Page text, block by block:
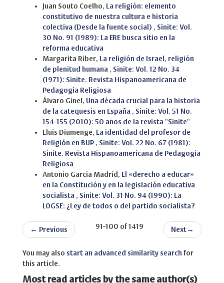
Juan Souto Coelho, La religión: elemento
constitutivo de nuestra cultura e historia
colectiva (Desde la fuente social) , Sinite: Vol.
30 No. 91 (1989): La ERE busca sitio en la
reforma educativa
Margarita Riber, La religión de Israel, religión
de plenitud humana , Sinite: Vol. 12 No. 34
(1971): Sinite. Revista Hispanoamericana de
Pedagogía Religiosa
Álvaro Ginel, Una década crucial para la historia
de la catequesis en España , Sinite: Vol. 51 No.
154-155 (2010): 50 años de la revista "Sinite"
Lluís Diumenge, La identidad del profesor de
Religión en BUP , Sinite: Vol. 22 No. 67 (1981):
Sinite. Revista Hispanoamericana de Pedagogía
Religiosa
Antonio García Madrid, El «derecho a educar»
en la Constitución y en la legislación educativa
socialista , Sinite: Vol. 31 No. 94 (1990): La
LOGSE: ¿Ley de todos o del partido socialista?
← Previous 91-100 of 1419 Next →
You may also start an advanced similarity search for
this article.
Most read articles by the same author(s)